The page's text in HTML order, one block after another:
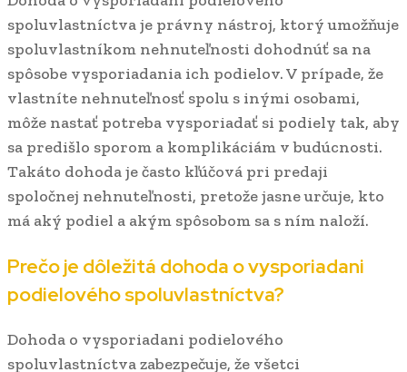
spoluvlastníctva je právny nástroj, ktorý umožňuje
spoluvlastníkom nehnuteľnosti dohodnúť sa na
spôsobe vysporiadania ich podielov. V prípade, že
vlastníte nehnuteľnosť spolu s inými osobami,
môže nastať potreba vysporiadať si podiely tak, aby
sa predišlo sporom a komplikáciám v budúcnosti.
Takáto dohoda je často kľúčová pri predaji
spoločnej nehnuteľnosti, pretože jasne určuje, kto
má aký podiel a akým spôsobom sa s ním naloží.
Prečo je dôležitá dohoda o vysporiadani
podielového spoluvlastníctva?
Dohoda o vysporiadani podielového
spoluvlastníctva zabezpečuje, že všetci